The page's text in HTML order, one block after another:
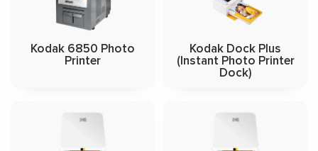
Kodak 6850 Photo
Printer
Kodak Dock Plus
(Instant Photo Printer
Dock)